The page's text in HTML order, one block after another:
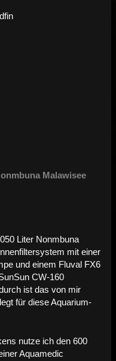
Malawisee
Liter Nonmbuna
mit einer
und einem Fluval FX6
CW-160
ist das von mir
für diese Aquarium-
nutze ich den 600
Aquamedic